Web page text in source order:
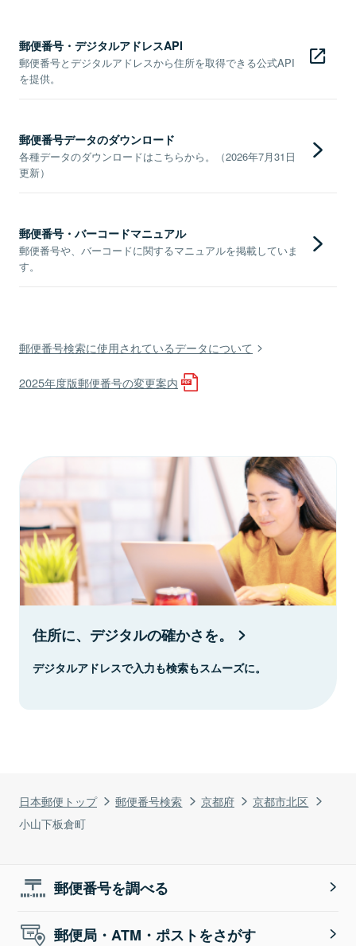
日本郵便トップ 郵便番号検索 京都府
京都市北区
小山下板倉町
郵便番号・デジタルアドレスAPI
郵便番号とデジタルアドレスから住所を取得できる公式API
を提供。
郵便番号データのダウンロード
各種データのダウンロードはこちらから。（2026年7月31日
更新）
郵便番号・バーコードマニュアル
郵便番号や、バーコードに関するマニュアルを掲載していま
す。
郵便番号検索に使用されているデータについて
2025年度版郵便番号の変更案内
住所に、デジタルの確かさを。
デジタルアドレスで入力も検索もスムーズに。
郵便番号を調べる
郵便局・ATM・ポストをさがす